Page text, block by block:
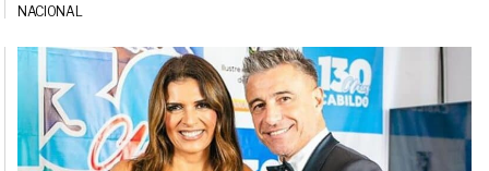
NACIONAL